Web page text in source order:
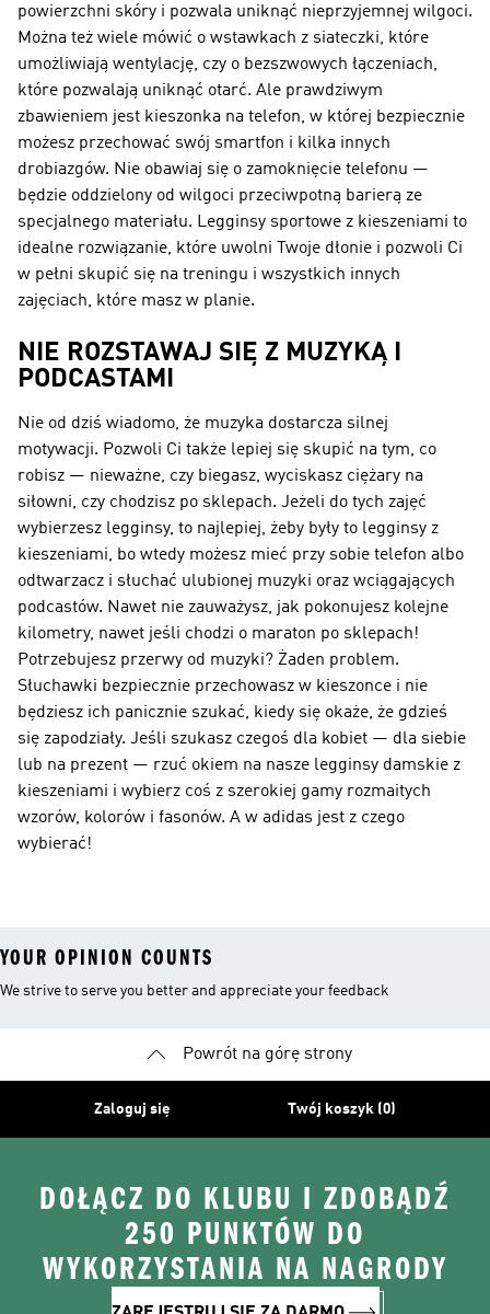
powierzchni skóry i pozwala uniknąć nieprzyjemnej wilgoci.
Można też wiele mówić o wstawkach z siateczki, które
umożliwiają wentylację, czy o bezszwowych łączeniach,
które pozwalają uniknąć otarć. Ale prawdziwym
zbawieniem jest kieszonka na telefon, w której bezpiecznie
możesz przechować swój smartfon i kilka innych
drobiazgów. Nie obawiaj się o zamoknięcie telefonu —
będzie oddzielony od wilgoci przeciwpotną barierą ze
specjalnego materiału. Legginsy sportowe z kieszeniami to
idealne rozwiązanie, które uwolni Twoje dłonie i pozwoli Ci
w pełni skupić się na treningu i wszystkich innych
zajęciach, które masz w planie.
NIE ROZSTAWAJ SIĘ Z MUZYKĄ I
PODCASTAMI
Nie od dziś wiadomo, że muzyka dostarcza silnej
motywacji. Pozwoli Ci także lepiej się skupić na tym, co
robisz — nieważne, czy biegasz, wyciskasz ciężary na
siłowni, czy chodzisz po sklepach. Jeżeli do tych zajęć
wybierzesz legginsy, to najlepiej, żeby były to legginsy z
kieszeniami, bo wtedy możesz mieć przy sobie telefon albo
odtwarzacz i słuchać ulubionej muzyki oraz wciągających
podcastów. Nawet nie zauważysz, jak pokonujesz kolejne
kilometry, nawet jeśli chodzi o maraton po sklepach!
Potrzebujesz przerwy od muzyki? Żaden problem.
Słuchawki bezpiecznie przechowasz w kieszonce i nie
będziesz ich panicznie szukać, kiedy się okaże, że gdzieś
się zapodziały. Jeśli szukasz czegoś dla kobiet — dla siebie
lub na prezent — rzuć okiem na nasze legginsy damskie z
kieszeniami i wybierz coś z szerokiej gamy rozmaitych
wzorów, kolorów i fasonów. A w adidas jest z czego
wybierać!
YOUR OPINION COUNTS
We strive to serve you better and appreciate your feedback
Powrót na górę strony
Zaloguj się Twój koszyk (0)
DOŁĄCZ DO KLUBU I ZDOBĄDŹ
250 PUNKTÓW DO
WYKORZYSTANIA NA NAGRODY